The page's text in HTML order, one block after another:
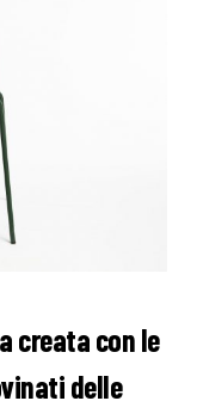
creata con le
delle